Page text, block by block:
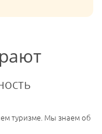
туризме. Мы знаем об